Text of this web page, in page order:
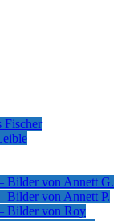
Fischer
Bilder von Annett G.
Bilder von Annett P.
Bilder von Roy